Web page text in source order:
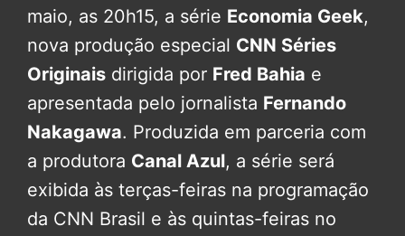
maio, as 20h15, a série Economia Geek,
nova produção especial CNN Séries
Originais dirigida por Fred Bahia e
apresentada pelo jornalista Fernando
Nakagawa. Produzida em parceria com
a produtora Canal Azul, a série será
exibida às terças-feiras na programação
da CNN Brasil e às quintas-feiras no